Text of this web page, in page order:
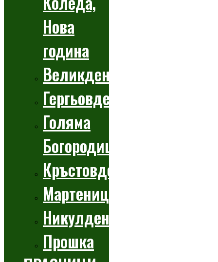
Нова
година
Великден
Гергьовден
Голяма
Богородица
Кръстовден
Мартеници
Никулден
Прошка